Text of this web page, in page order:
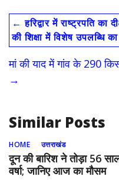
e
b
o
o
to
d
o
n
ai
l
ar
e
← हरिद्वार में राष्ट्रपति का
की शिक्षा में विशेष उपलब्धि
मां की याद में गांव के 290
→
Similar Posts
HOME उत्तराखंड
दून की बारिश ने तोड़ा 56
वर्षा; जानिए आज का मौसम